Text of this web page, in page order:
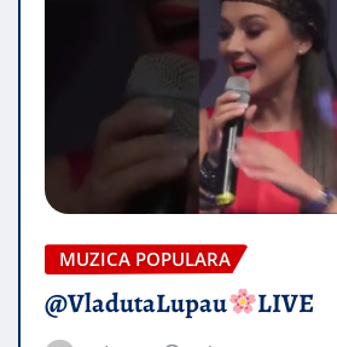
MUZICA POPULARA
​@VladutaLupau LIVE